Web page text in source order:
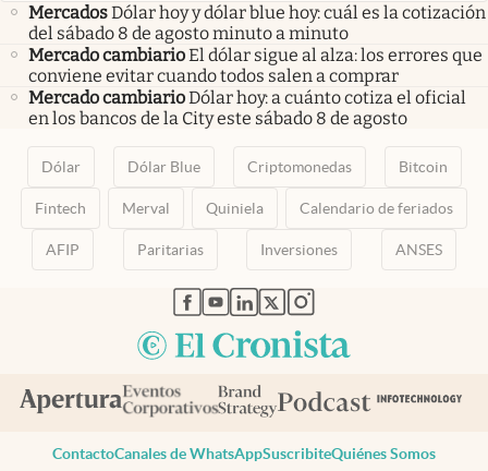
MercadosDólar hoy y dólar blue hoy: cuál es la cotización
del sábado 8 de agosto minuto a minuto
Mercado cambiarioEl dólar sigue al alza: los errores que
conviene evitar cuando todos salen a comprar
Mercado cambiarioDólar hoy: a cuánto cotiza el oficial
en los bancos de la City este sábado 8 de agosto
Dólar Dólar Blue Criptomonedas Bitcoin
Fintech Merval Quiniela Calendario de feriados
AFIP Paritarias Inversiones ANSES
abre en nueva pestaña
abre en nueva pestaña
abre en nueva pestaña
abre en nueva pestaña
abre en nueva pestaña
ContactoCanales de WhatsAppSuscribiteQuiénes Somos